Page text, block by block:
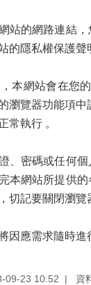
站的網路連結
的隱私權保護
本網站會在您
瀏覽器功能項
常執行 。
、密碼或任何
本網站所提供
切記要關閉瀏覽
因應需求隨時進
09-23 10:52 資